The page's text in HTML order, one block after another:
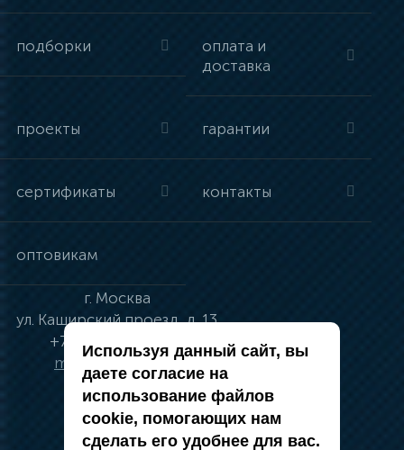
подборки
оплата и
доставка
проекты гарантии
сертификаты контакты
оптовикам
г. Москва
ул. Каширский проезд, д. 13
+7 (495) 134-41-83
moskva@vincci.ru
Используя данный сайт, вы
даете согласие на
использование файлов
cookie, помогающих нам
сделать его удобнее для вас.